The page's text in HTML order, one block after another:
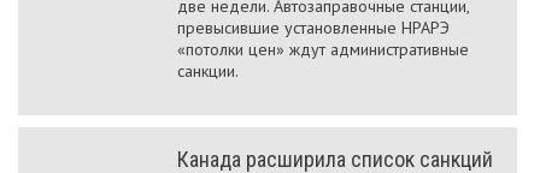
две недели. Автозаправочные станции,
превысившие установленные НРАРЭ
«потолки цен» ждут административные
санкции.
Канада расширила список санкций